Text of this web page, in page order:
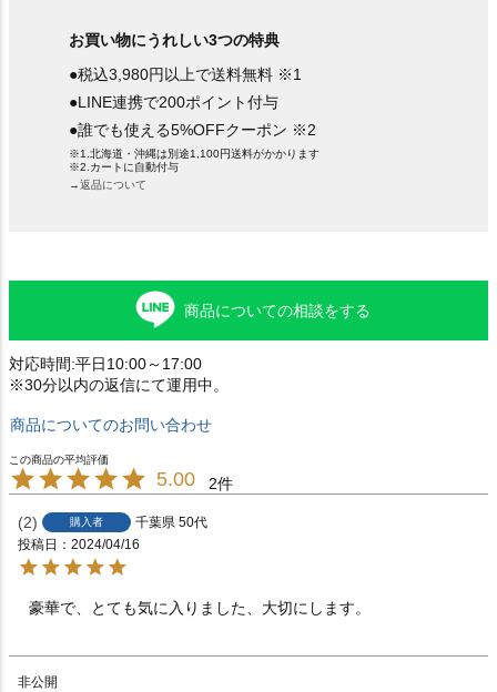
お買い物にうれしい3つの特典
●税込3,980円以上で送料無料 ※1
●LINE連携で200ポイント付与
●誰でも使える5%OFFクーポン ※2
※1.北海道・沖縄は別途1,100円送料がかかります
※2.カートに自動付与
→返品について
商品についての相談をする
対応時間:平日10:00～17:00
※30分以内の返信にて運用中。
商品についてのお問い合わせ
5.00 2
2 購入者 千葉県 50代
投稿日
2024/04/16
豪華で、とても気に入りました、大切にします。
非公開